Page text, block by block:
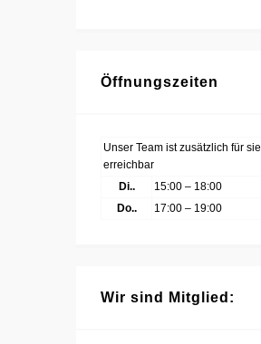
Öffnungszeiten
Unser Team ist zusätzlich für sie
erreichbar
Di..
15:00 – 18:00
Do..
17:00 – 19:00
Wir sind Mitglied: